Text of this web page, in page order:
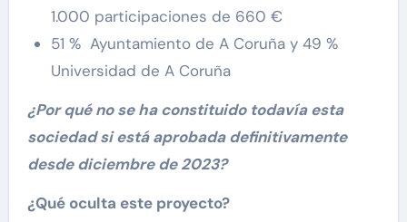
1.000 participaciones de 660 €
51 % Ayuntamiento de A Coruña y 49 %
Universidad de A Coruña
¿Por qué no se ha constituido todavía esta
sociedad si está aprobada definitivamente
desde diciembre de 2023?
¿Qué oculta este proyecto?